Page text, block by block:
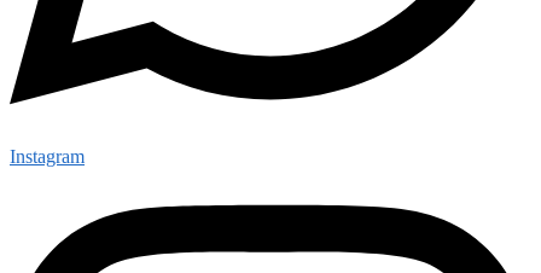
Instagram